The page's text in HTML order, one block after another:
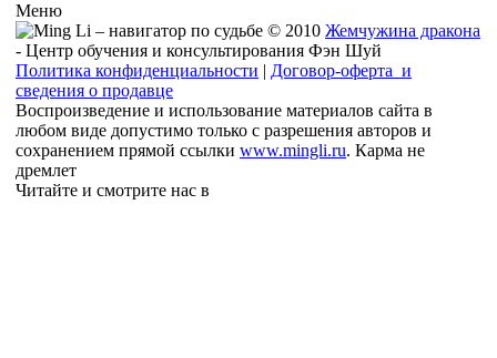
Меню
© 2010 Жемчужина дракона
- Центр обучения и консультирования Фэн Шуй
Политика конфиденциальности | Договор-оферта и
сведения о продавце
Воспроизведение и использование материалов сайта в
любом виде допустимо только с разрешения авторов и
сохранением прямой ссылки www.mingli.ru. Карма не
дремлет
Читайте и смотрите нас в